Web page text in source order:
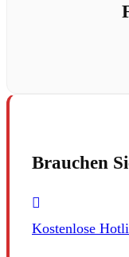
Brauchen
Kostenlose